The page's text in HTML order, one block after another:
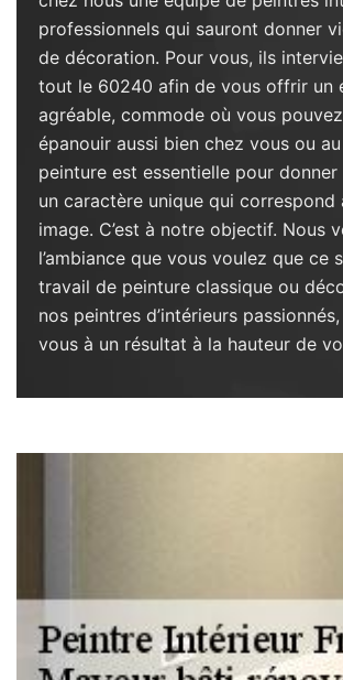
professionnels qui sauront donner
de décoration. Pour vous, ils
tout le 60240 afin de vous offrir un
agréable, commode où vous
épanouir aussi bien chez vous ou
peinture est essentielle pour
un caractère unique qui correspond
image. C’est à notre objectif. Nous
l’ambiance que vous voulez que ce
travail de peinture classique ou
nos peintres d’intérieurs
vous à un résultat à la hauteur de